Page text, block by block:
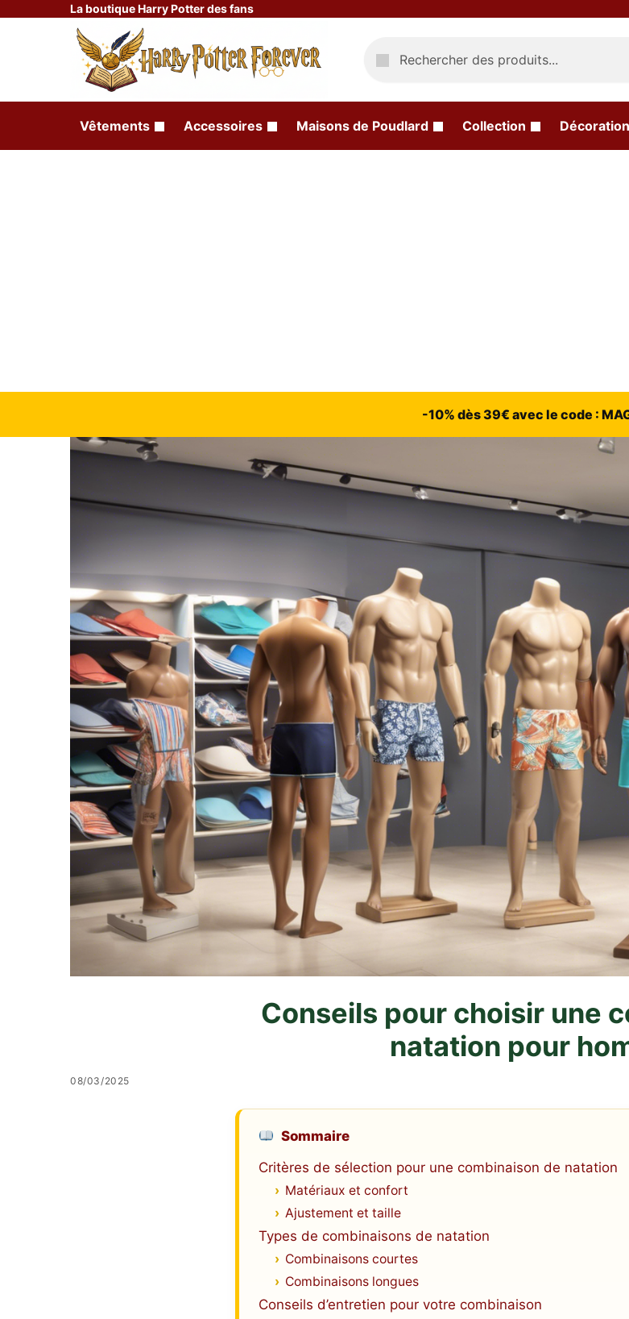
La boutique Harry Potter des fans
Vêtements Accessoires Maisons de Poudlard Collection Décoration
-10% dès 39€ avec le code :
Conseils pour choisir une
natation pour
08/03/2025
Sommaire
Critères de sélection pour une combinaison de natation
Matériaux et confort
Ajustement et taille
Types de combinaisons de natation
Combinaisons courtes
Combinaisons longues
Conseils d’entretien pour votre combinaison